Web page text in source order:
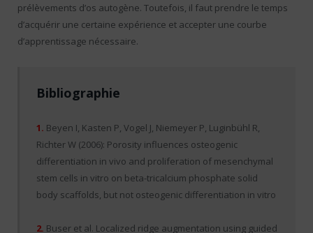
prélèvements d’os autogène. Toutefois, il faut prendre le temps
d’acquérir une certaine expérience et accepter une courbe
d’apprentissage nécessaire.
Bibliographie
1. Beyen I, Kasten P, Vogel J, Niemeyer P, Luginbühl R,
Richter W (2006): Porosity influences osteogenic
differentiation in vivo and proliferation of mesenchymal
stem cells in vitro on beta-tricalcium phosphate solid
body scaffolds, but not osteogenic differentiation in vitro
2. Buser et al. Localized ridge augmentation using guided